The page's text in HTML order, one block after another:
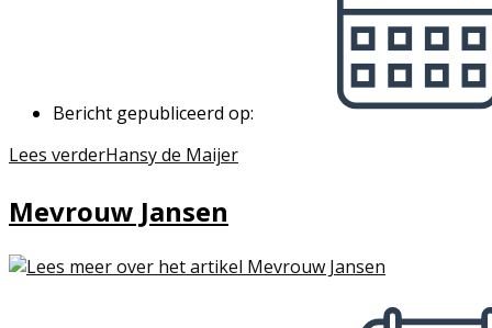
Bericht gepubliceerd op:
Lees verderHansy de Maijer
Mevrouw Jansen